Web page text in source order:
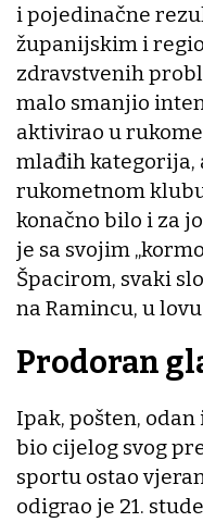
i pojedinačne
županijskim i
zdravstvenih
malo smanjio
aktivirao u
mlađih kategorija,
rukometnom
konačno bilo i za
je sa svojim
Špacirom, svaki
na Ramincu, u
Prodoran
Ipak, pošten,
bio cijelog svog
sportu ostao
odigrao je 21.